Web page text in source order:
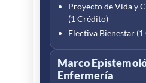
Proyecto de Vida y
(1 Crédito)
Electiva Bienestar
Marco
Enfermería